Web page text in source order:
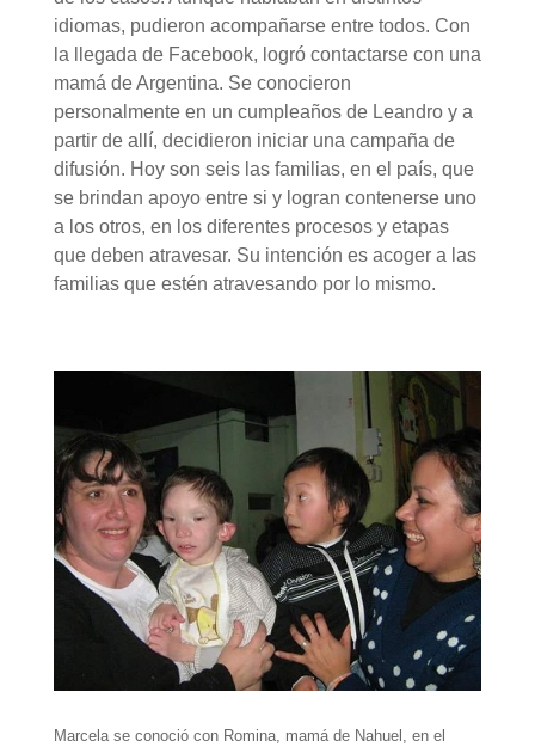
idiomas, pudieron acompañarse entre todos. Con
la llegada de Facebook, logró contactarse con una
mamá de Argentina. Se conocieron
personalmente en un cumpleaños de Leandro y a
partir de allí, decidieron iniciar una campaña de
difusión. Hoy son seis las familias, en el país, que
se brindan apoyo entre si y logran contenerse uno
a los otros, en los diferentes procesos y etapas
que deben atravesar. Su intención es acoger a las
familias que estén atravesando por lo mismo.
Marcela se conoció con Romina, mamá de Nahuel, en el